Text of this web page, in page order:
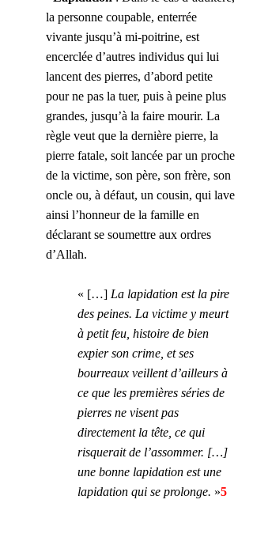
la personne coupable, enterrée
vivante jusqu’à mi-poitrine, est
encerclée d’autres individus qui lui
lancent des pierres, d’abord petite
pour ne pas la tuer, puis à peine plus
grandes, jusqu’à la faire mourir. La
règle veut que la dernière pierre, la
pierre fatale, soit lancée par un proche
de la victime, son père, son frère, son
oncle ou, à défaut, un cousin, qui lave
ainsi l’honneur de la famille en
déclarant se soumettre aux ordres
d’Allah.
« […] La lapidation est la pire
des peines. La victime y meurt
à petit feu, histoire de bien
expier son crime, et ses
bourreaux veillent d’ailleurs à
ce que les premières séries de
pierres ne visent pas
directement la tête, ce qui
risquerait de l’assommer. […]
une bonne lapidation est une
lapidation qui se prolonge. »5